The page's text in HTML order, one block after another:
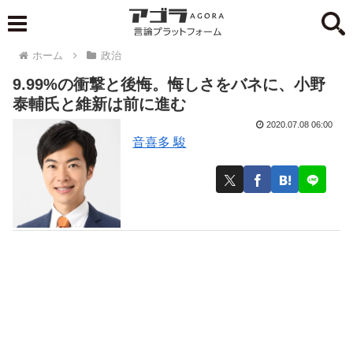
ホーム 政治
9.99%の衝撃と後悔。悔しさをバネに、小野
泰輔氏と維新は前に進む
音喜多 駿
2020.07.08 06:00